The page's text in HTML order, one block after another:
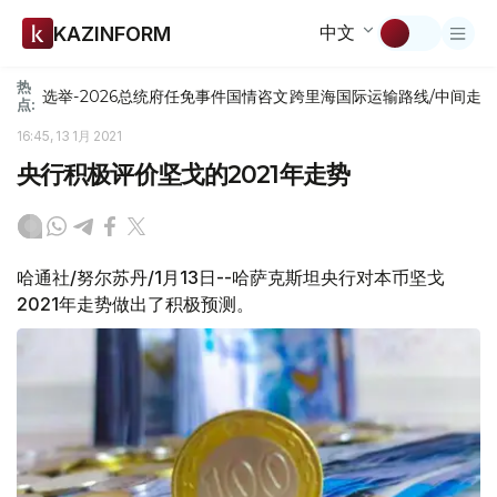
KAZINFORM 中文
热
点: 选举-2026总统府任免事件国情咨文跨里海国际运输路线/中间走廊
16:45, 13 1月 2021
央行积极评价坚戈的2021年走势
哈通社/努尔苏丹/1月13日--哈萨克斯坦央行对本币坚戈
2021年走势做出了积极预测。